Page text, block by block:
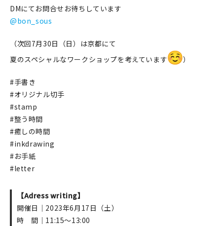
カートを見る
お買い物ガイド
お問い合わせ
DMにてお問合せお待ちしています
@bon_sous
（次回7月30日（日）は京都にて
夏のスペシャルなワークショップを考えています
）
#手書き
#オリジナル切手
#stamp
#整う時間
#癒しの時間
#inkdrawing
#お手紙
#letter
【Adress writing】
開催日｜2023年6月17日（土）
時 間｜11:15～13:00